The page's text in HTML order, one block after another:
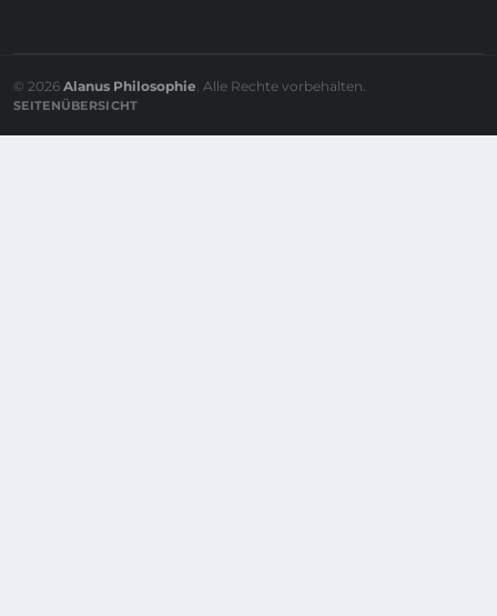
© 2026 Alanus Philosophie. Alle Rechte vorbehalten.
SEITENÜBERSICHT